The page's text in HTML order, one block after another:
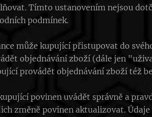
Tímto ustanovením nejsou
podmínek.
může kupující přistupovat do
objednávání zboží (dále jen
provádět objednávání zboží též
povinen uvádět správně a
změně povinen aktualizovat. Údaje